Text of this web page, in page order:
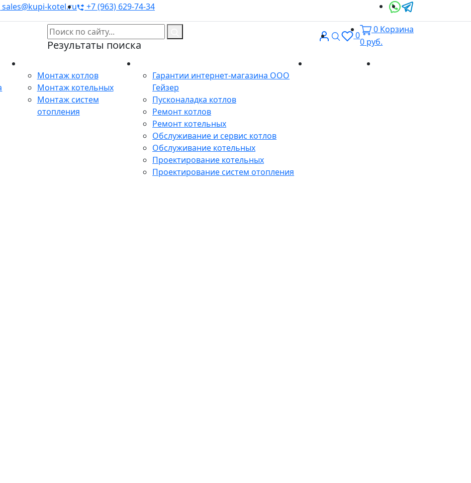
sales@kupi-kotel.ru +7 (963) 629-74-34
Результаты поиска
ВходПоиск
0
0 Корзина
0 руб.
Монтаж котлов
Монтаж котельных
Монтаж систем
отопления
Гарантии интернет-магазина ООО
Гейзер
Пусконаладка котлов
Ремонт котлов
Ремонт котельных
Обслуживание и сервис котлов
Обслуживание котельных
Проектирование котельных
Проектирование систем отопления